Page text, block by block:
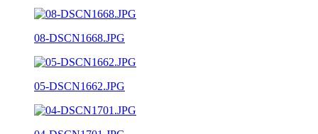
08-DSCN1668.JPG
05-DSCN1662.JPG